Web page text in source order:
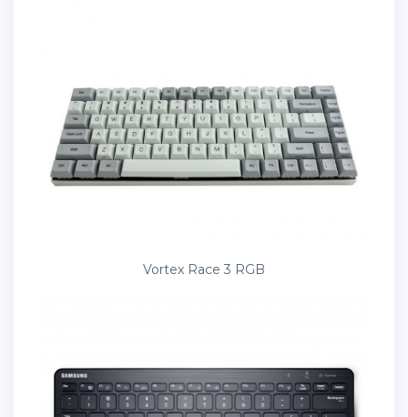
Vortex Race 3 RGB